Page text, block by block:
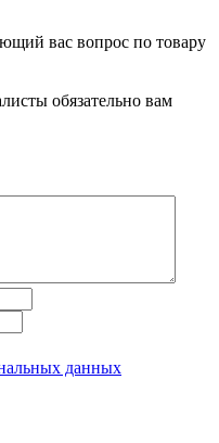
вас вопрос по товару
обязательно вам
данных